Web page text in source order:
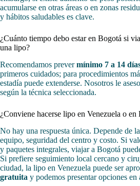
acumularse en otras áreas o en zonas
y hábitos saludables es clave.
¿Cuánto tiempo debo estar en Bogotá si
una lipo?
Recomendamos prevermínimo 7 a 14
primeros cuidados; para procedimientos
estadía puede extenderse. Nosotros le
según la técnica seleccionada.
¿Conviene hacerse lipo en Venezuela o en
No hay una respuesta única. Depende de
equipo, seguridad del centro y costo. Si
y paquetes integrales, viajar a Bogotá
Si prefiere seguimiento local cercano y
ciudad, la lipo en Venezuela puede ser
gratuita y podemos presentar opciones en